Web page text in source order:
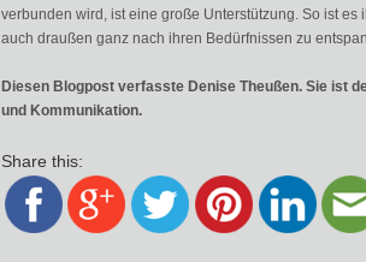
verbunden wird, ist eine große Unterstützung. So ist
auch draußen ganz nach ihren Bedürfnissen zu
Diesen Blogpost verfasste Denise Theußen. Sie ist
und Kommunikation.
Share this: